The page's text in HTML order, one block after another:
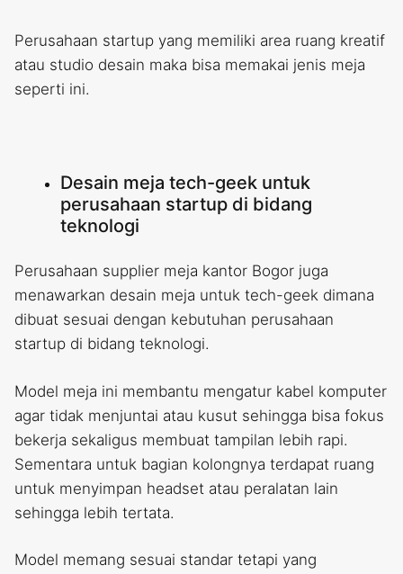
Perusahaan startup yang memiliki area ruang kreatif
atau studio desain maka bisa memakai jenis meja
seperti ini.
Desain meja tech-geek untuk
perusahaan startup di bidang
teknologi
Perusahaan supplier meja kantor Bogor juga
menawarkan desain meja untuk tech-geek dimana
dibuat sesuai dengan kebutuhan perusahaan
startup di bidang teknologi.
Model meja ini membantu mengatur kabel komputer
agar tidak menjuntai atau kusut sehingga bisa fokus
bekerja sekaligus membuat tampilan lebih rapi.
Sementara untuk bagian kolongnya terdapat ruang
untuk menyimpan headset atau peralatan lain
sehingga lebih tertata.
Model memang sesuai standar tetapi yang